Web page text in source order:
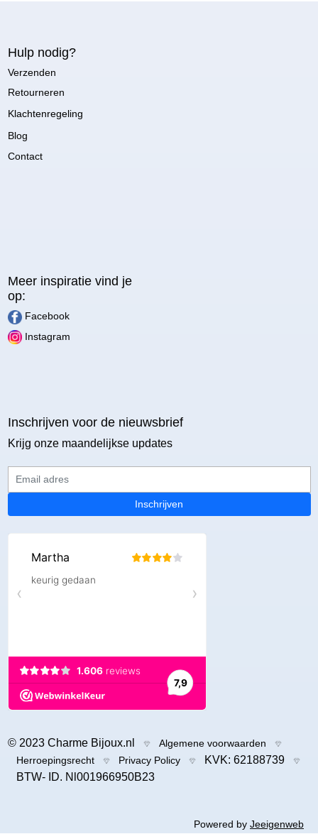
Hulp nodig?
Verzenden
Retourneren
Klachtenregeling
Blog
Contact
Meer inspiratie vind je
op:
Facebook
Instagram
Inschrijven voor de nieuwsbrief
Krijg onze maandelijkse updates
Inschrijven
© 2023 Charme Bijoux.nl
Algemene voorwaarden
Herroepingsrecht
Privacy Policy
KVK: 62188739
BTW- ID. Nl001966950B23
Powered by Jeeigenweb